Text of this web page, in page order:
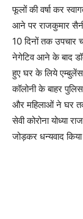
फूलों की वर्षा कर
आने पर राजकुमार
10 दिनों तक उपचार
नेगेटिव आने के बाद
हुए घर के लिये एम्बुलेंस
कॉलोनी के बाहर
और महिलाओं ने घर
सेवी कोरोना योध्या
जोड़कर धन्यवाद